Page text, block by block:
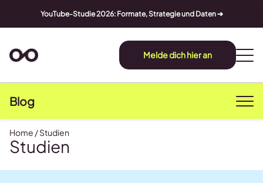
YouTube-Studie 2026: Formate, Strategie und Daten ➔
Melde dich hier an
Blog
Home /Studien
Studien